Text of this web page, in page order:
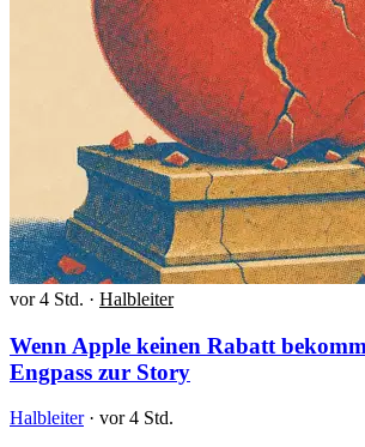
vor 4 Std. · Halbleiter
Wenn Apple keinen Rabatt
Engpass zur Story
Halbleiter · vor 4 Std.